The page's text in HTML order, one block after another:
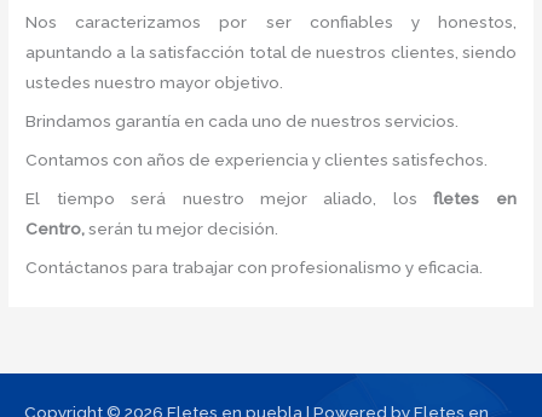
Nos caracterizamos por ser confiables y honestos,
apuntando a la satisfacción total de nuestros clientes, siendo
ustedes nuestro mayor objetivo.
Brindamos garantía en cada uno de nuestros servicios.
Contamos con años de experiencia y clientes satisfechos.
El tiempo será nuestro mejor aliado, losfletes en
Centro,serán tu mejor decisión.
Contáctanos para trabajar con profesionalismo y eficacia.
Copyright © 2026 Fletes en puebla | Powered by Fletes en